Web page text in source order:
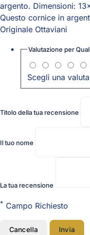
argento. Dimensioni:
Questo cornice in
Originale Ottaviani
Valutazione per
Scegli una
Titolo della tua recensione
Il tuo nome
La tua recensione
* Campo Richiesto
Cancella Invia